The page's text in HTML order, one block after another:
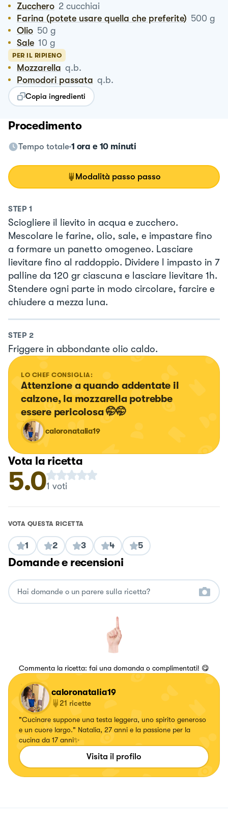
Zucchero 2 cucchiai
Farina (potete usare quella che preferite) 500 g
Olio 50 g
Sale 10 g
PER IL RIPIENO
Mozzarella q.b.
Pomodori passata q.b.
Copia ingredienti
Procedimento
Tempo totale 1 ora e 10 minuti
Modalità passo passo
STEP 1
Sciogliere il lievito in acqua e zucchero.
Mescolare le farine, olio, sale, e impastare fino
a formare un panetto omogeneo. Lasciare
lievitare fino al raddoppio. Dividere l impasto in 7
palline da 120 gr ciascuna e lasciare lievitare 1h.
Stendere ogni parte in modo circolare, farcire e
chiudere a mezza luna.
STEP 2
Friggere in abbondante olio caldo.
LO CHEF CONSIGLIA:
Attenzione a quando addentate il
calzone, la mozzarella potrebbe
essere pericolosa 🤭🤭
caloronatalia19
Vota la ricetta
5.01 voti
VOTA QUESTA RICETTA
1 2 3 4 5
Domande e recensioni
Commenta la ricetta: fai una domanda o complimentati! 😋
caloronatalia19
21 ricette
"Cucinare suppone una testa leggera, uno spirito generoso
e un cuore largo." Natalia, 27 anni e la passione per la
cucina da 17 anni✨️
Visita il profilo